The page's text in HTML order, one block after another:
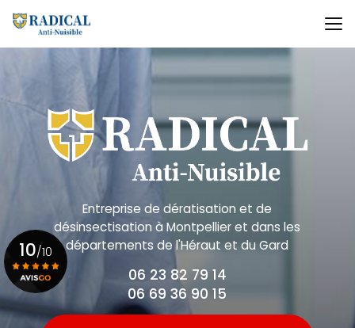
au
contenu
principal
Entreprise de dératisation et de
désinsectisationà Montpellier et dans les
départements de l'Héraut et du Gard
06 23 82 79 14
06 69 36 90 15
10/10
Voir le certificat